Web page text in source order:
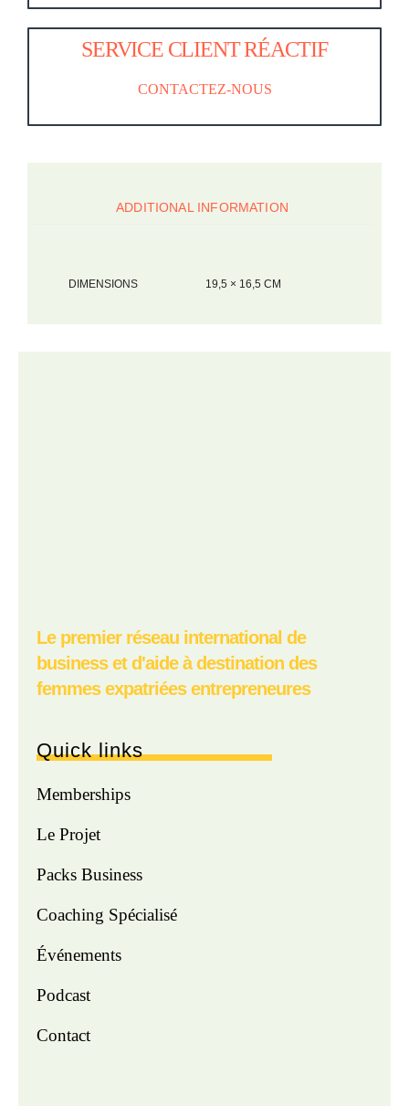
SERVICE CLIENT RÉACTIF
CONTACTEZ-NOUS
ADDITIONAL INFORMATION
DIMENSIONS 19,5 × 16,5 CM
Le premier réseau international de
business et d'aide à destination des
femmes expatriées entrepreneures
Quick links
Memberships
Le Projet
Packs Business
Coaching Spécialisé
Événements
Podcast
Contact